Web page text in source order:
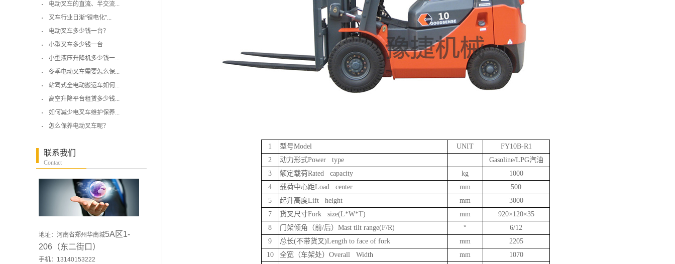
电动叉车的直流、半交流...
叉车行业日渐“锂电化”...
电动叉车多少钱一台？
小型叉车多少钱一台
小型液压升降机多少钱一...
冬季电动叉车需要怎么保...
站驾式全电动搬运车如何...
高空升降平台租赁多少钱...
如何减少电叉车维护保养...
怎么保养电动叉车呢？
联系我们
Contact
地址：河南省郑州华南城5A区1-
206（东二街口）
手机：13140153222
1 型号Model UNIT
FY10B-R1
2
动力形式Power type Gasoline/LPG汽油
3
额定载荷Rated capacity kg
1000
4
载荷中心距Load center mm
500
5
起升高度Lift height mm
3000
7
货叉尺寸Fork size(L*W*T) mm
920×120×35
8
门架倾角（前/后）Mast tilt range(F/R) °
6/12
9
总长(不带货叉)Length to face of fork mm
2205
10
全宽（车架处）Overall Width mm
1070